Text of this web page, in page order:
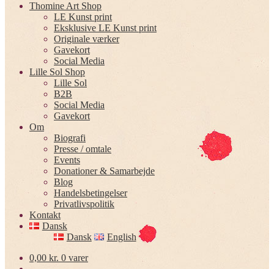
Thomine Art Shop
LE Kunst print
Eksklusive LE Kunst print
Originale værker
Gavekort
Social Media
Lille Sol Shop
Lille Sol
B2B
Social Media
Gavekort
Om
Biografi
Presse / omtale
Events
Donationer & Samarbejde
Blog
Handelsbetingelser
Privatlivspolitik
Kontakt
Dansk
Dansk
English
0,00 kr. 0 varer